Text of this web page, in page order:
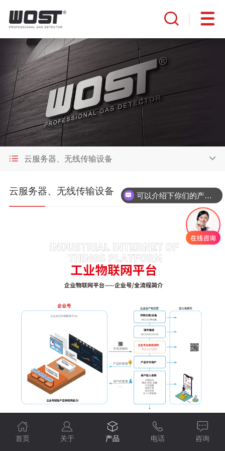
云服务器、无线传输设备
云服务器、无线传输设备
工业物联网平台
首页 关于 产品 电话 咨询
可以介绍下你们的产品么